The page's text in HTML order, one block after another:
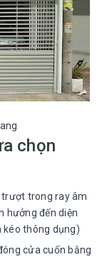
chọn
trượt trong ray âm
hưởng đến diện
kéo thông dụng)
cửa cuốn bằng